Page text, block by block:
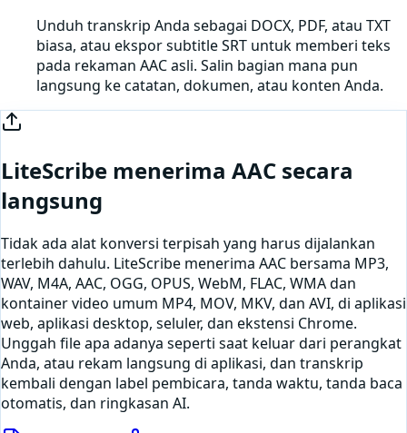
Unduh transkrip Anda sebagai DOCX, PDF, atau TXT
biasa, atau ekspor subtitle SRT untuk memberi teks
pada rekaman AAC asli. Salin bagian mana pun
langsung ke catatan, dokumen, atau konten Anda.
LiteScribe menerima AAC secara
langsung
Tidak ada alat konversi terpisah yang harus dijalankan
terlebih dahulu. LiteScribe menerima AAC bersama MP3,
WAV, M4A, AAC, OGG, OPUS, WebM, FLAC, WMA dan
kontainer video umum MP4, MOV, MKV, dan AVI, di aplikasi
web, aplikasi desktop, seluler, dan ekstensi Chrome.
Unggah file apa adanya seperti saat keluar dari perangkat
Anda, atau rekam langsung di aplikasi, dan transkrip
kembali dengan label pembicara, tanda waktu, tanda baca
otomatis, dan ringkasan AI.